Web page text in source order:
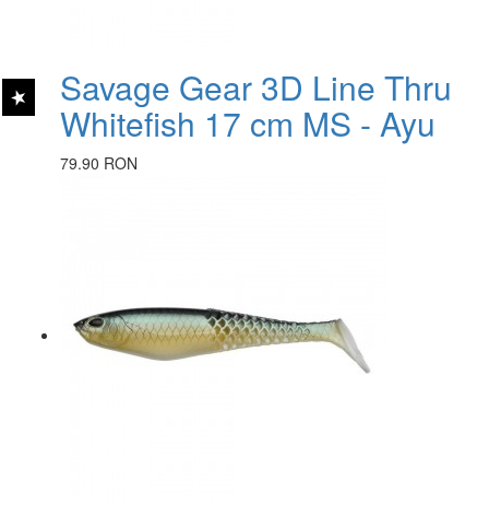
Savage Gear 3D Line Thru
Whitefish 17 cm MS - Ayu
79.90 RON